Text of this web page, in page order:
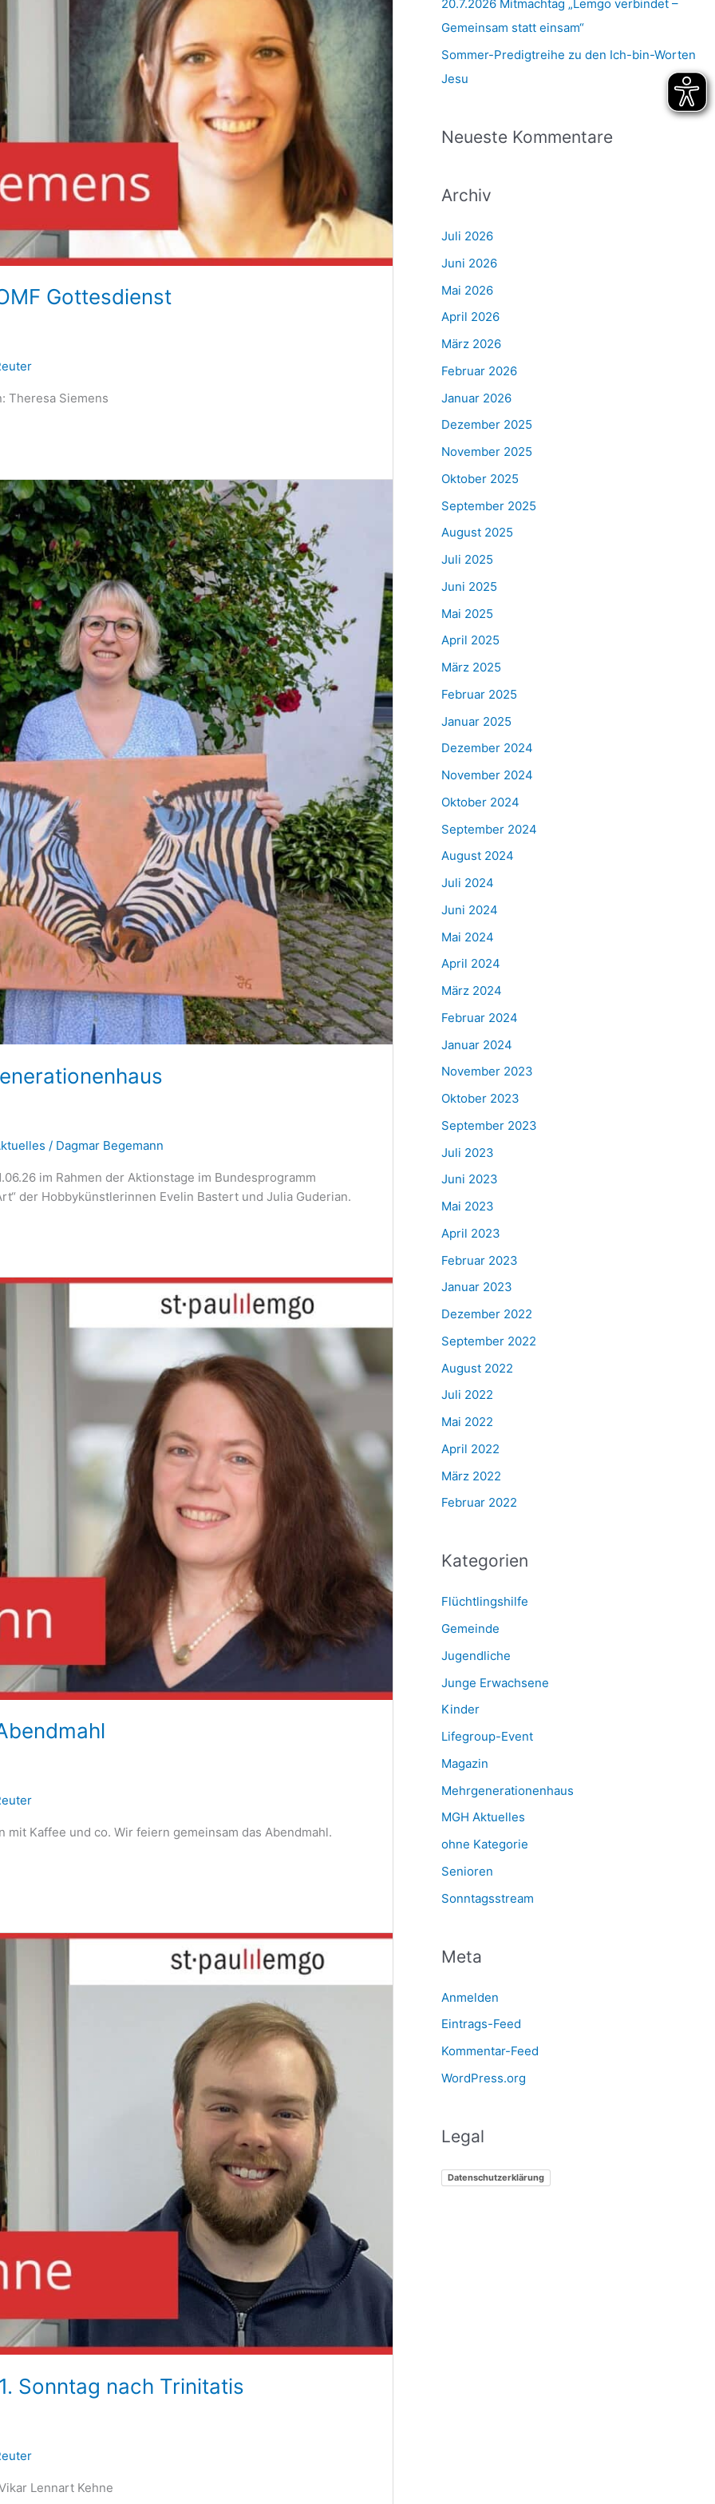
Gottesdienst
Theresa Siemens
/ Dagmar Begemann
im Rahmen der Aktionstage im Bundesprogramm
der Hobbykünstlerinnen Evelin Bastert und Julia Guderian.
Kaffee und co. Wir feiern gemeinsam das Abendmahl.
nach Trinitatis
Lennart Kehne
20.7.2026 Mitmachtag „Lemgo verbindet –
Gemeinsam statt einsam“
Sommer-Predigtreihe zu den Ich-bin-Worten
Jesu
Neueste Kommentare
Archiv
Juli 2026
Juni 2026
Mai 2026
April 2026
März 2026
Februar 2026
Januar 2026
Dezember 2025
November 2025
Oktober 2025
September 2025
August 2025
Juli 2025
Juni 2025
Mai 2025
April 2025
März 2025
Februar 2025
Januar 2025
Dezember 2024
November 2024
Oktober 2024
September 2024
August 2024
Juli 2024
Juni 2024
Mai 2024
April 2024
März 2024
Februar 2024
Januar 2024
November 2023
Oktober 2023
September 2023
Juli 2023
Juni 2023
Mai 2023
April 2023
Februar 2023
Januar 2023
Dezember 2022
September 2022
August 2022
Juli 2022
Mai 2022
April 2022
März 2022
Februar 2022
Kategorien
Flüchtlingshilfe
Gemeinde
Jugendliche
Junge Erwachsene
Kinder
Lifegroup-Event
Magazin
Mehrgenerationenhaus
MGH Aktuelles
ohne Kategorie
Senioren
Sonntagsstream
Meta
Anmelden
Eintrags-Feed
Kommentar-Feed
WordPress.org
Legal
Datenschutzerklärung